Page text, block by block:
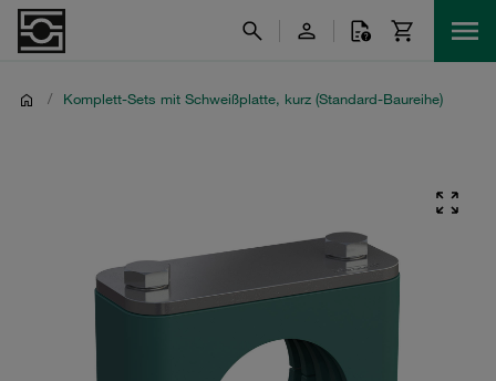
/ Komplett-Sets mit Schweißplatte, kurz (Standard-Baureihe)